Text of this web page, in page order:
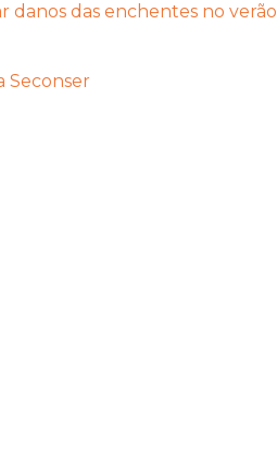
danos das enchentes no verão
Seconser